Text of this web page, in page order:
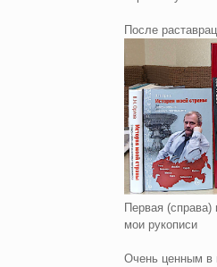
После
Первая (справа)
мои рукописи
Очень ценным в